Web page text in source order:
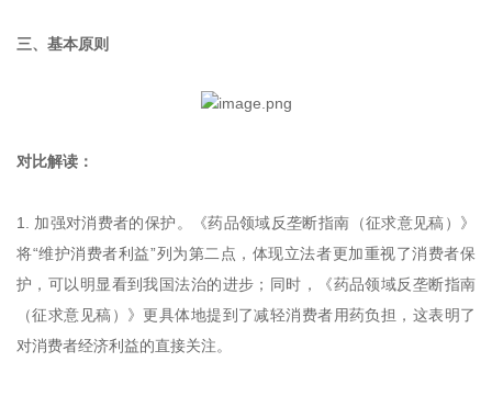
三、基本原则
对比解读：
1. 加强对消费者的保护。《药品领域反垄断指南（征求意见稿）》
将“维护消费者利益”列为第二点，体现立法者更加重视了消费者保
护，可以明显看到我国法治的进步；同时，《药品领域反垄断指南
（征求意见稿）》更具体地提到了减轻消费者用药负担，这表明了
对消费者经济利益的直接关注。